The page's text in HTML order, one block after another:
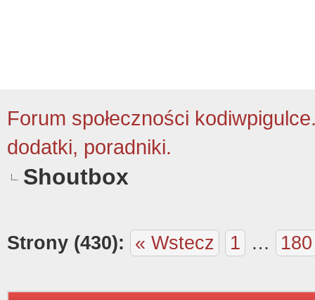
Forum społeczności
dodatki, poradniki.
Shoutbox
Strony (430): « Wstecz 1 … 180